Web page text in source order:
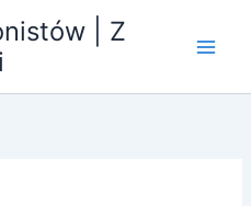
| Z